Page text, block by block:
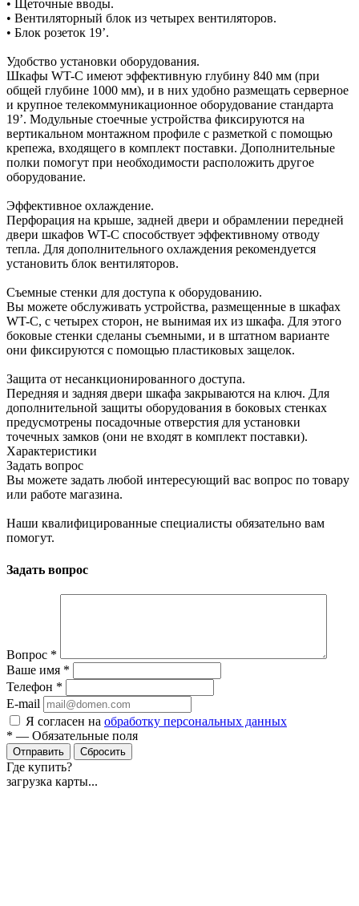
• Щеточные вводы.
• Вентиляторный блок из четырех вентиляторов.
• Блок розеток 19’.
Удобство установки оборудования.
Шкафы WT-С имеют эффективную глубину 840 мм (при
общей глубине 1000 мм), и в них удобно размещать серверное
и крупное телекоммуникационное оборудование стандарта
19’. Модульные стоечные устройства фиксируются на
вертикальном монтажном профиле с разметкой с помощью
крепежа, входящего в комплект поставки. Дополнительные
полки помогут при необходимости расположить другое
оборудование.
Эффективное охлаждение.
Перфорация на крыше, задней двери и обрамлении передней
двери шкафов WT-С способствует эффективному отводу
тепла. Для дополнительного охлаждения рекомендуется
установить блок вентиляторов.
Съемные стенки для доступа к оборудованию.
Вы можете обслуживать устройства, размещенные в шкафах
WT-С, с четырех сторон, не вынимая их из шкафа. Для этого
боковые стенки сделаны съемными, и в штатном варианте
они фиксируются с помощью пластиковых защелок.
Защита от несанкционированного доступа.
Передняя и задняя двери шкафа закрываются на ключ. Для
дополнительной защиты оборудования в боковых стенках
предусмотрены посадочные отверстия для установки
точечных замков (они не входят в комплект поставки).
Характеристики
Задать вопрос
Вы можете задать любой интересующий вас вопрос по товару
или работе магазина.
Наши квалифицированные специалисты обязательно вам
помогут.
Задать вопрос
Вопрос *
Ваше имя *
Телефон *
E-mail
Я согласен на обработку персональных данных
* — Обязательные поля
Отправить Сбросить
Где купить?
загрузка карты...